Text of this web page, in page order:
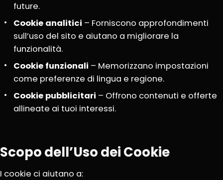
future.
Cookie analitici – Forniscono approfondimenti
sull’uso del sito e aiutano a migliorare la
funzionalità.
Cookie funzionali – Memorizzano impostazioni
come preferenze di lingua e regione.
Cookie pubblicitari – Offrono contenuti e offerte
allineate ai tuoi interessi.
Scopo dell’Uso dei Cookie
I cookie ci aiutano a: